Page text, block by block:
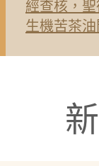
經查核，
生機苦茶